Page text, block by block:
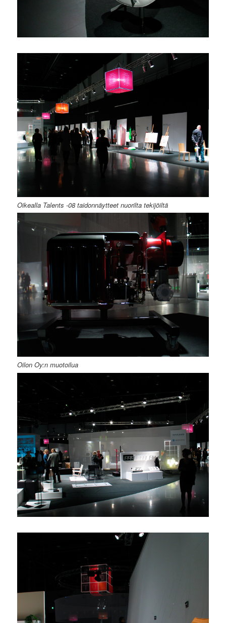
Oikealla Talents -08 taidonnäytteet nuorilta tekijöiltä
Oilon Oy:n muotoilua